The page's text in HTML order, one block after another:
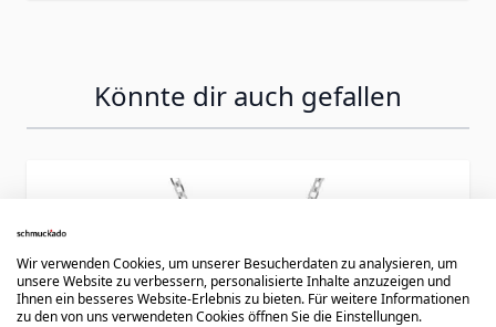
Könnte dir auch gefallen
Wir verwenden Cookies, um unserer Besucherdaten zu analysieren, um
unsere Website zu verbessern, personalisierte Inhalte anzuzeigen und
Ihnen ein besseres Website-Erlebnis zu bieten. Für weitere Informationen
zu den von uns verwendeten Cookies öffnen Sie die Einstellungen.